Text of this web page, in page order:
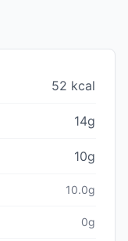
52 kcal
14g
10g
10.0g
0g